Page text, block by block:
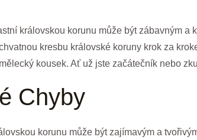
královskou korunu může být zábavným
kresbu královské koruny krok za
kousek. Ať už jste začátečník nebo
Chyby
korunu může být zajímavým a